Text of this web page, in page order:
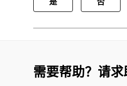
需要帮助？请求